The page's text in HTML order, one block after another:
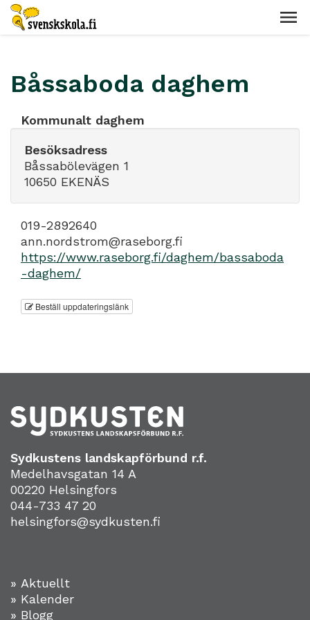
Båssaboda daghem
Kommunalt daghem
Besöksadress
Båssabölevägen 1
10650 EKENÄS
019-2892640
ann.nordstrom@raseborg.fi
https://www.raseborg.fi/daghem/bassaboda
-daghem/
Beställ uppdateringslänk
Sydkustens landskapförbund r.f.
Medelhavsgatan 14 A
00220 Helsingfors
044-733 47 20
helsingfors@sydkusten.fi
» Aktuellt
» Kalender
» Blogg